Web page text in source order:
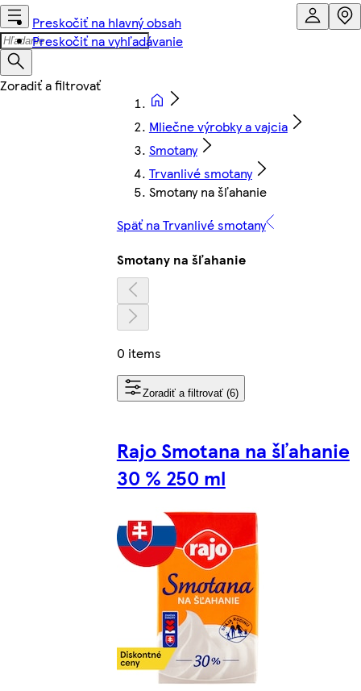
Preskočiť na hlavný obsah
Preskočiť na vyhľadávanie
Mliečne výrobky a vajcia
Smotany
Trvanlivé smotany
Smotany na šľahanie
Späť na Trvanlivé smotany
Smotany na šľahanie
0 items
Zoradiť a filtrovať (6)
Rajo Smotana na šľahanie
30 % 250 ml